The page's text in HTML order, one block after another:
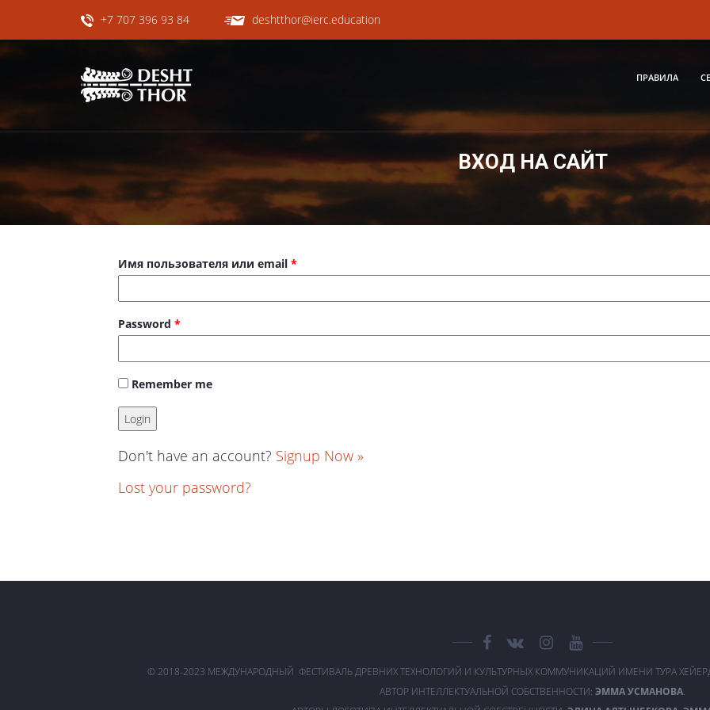
+7 707 396 93 84 deshtthor@ierc.education
ПРАВИЛА
ВХОД НА САЙТ
Имя пользователя или email*
Password*
Remember me
Don't have an account? Signup Now »
Lost your password?
© 2018-2023 МЕЖДУНАРОДНЫЙ ФЕСТИВАЛЬ ДРЕВНИХ ТЕХНОЛОГИЙ И КУЛЬТУРНЫХ КОММУНИКАЦИЙ ИМЕНИ ТУРА
АВТОР ИНТЕЛЛЕКТУАЛЬНОЙ СОБСТВЕННОСТИ: ЭММА УСМАНОВА.